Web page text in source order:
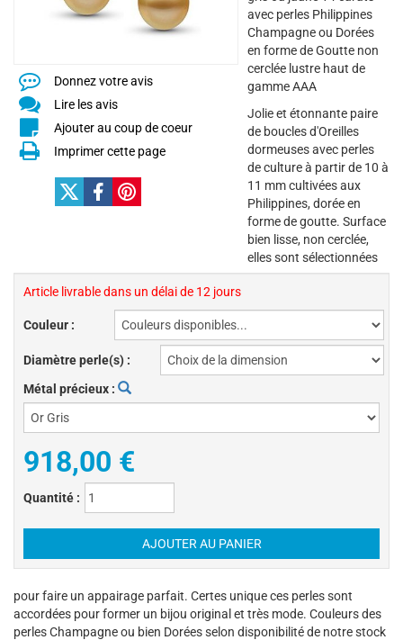
Donnez votre avis
Lire les avis
Ajouter au coup de coeur
Imprimer cette page
Article livrable dans un délai de 12 jours
Couleur :
Diamètre perle(s) :
Métal précieux :
918,00 €
Quantité :
avec perles Philippines
Champagne ou Dorées
en forme de Goutte non
cerclée lustre haut de
gamme AAA
Jolie et étonnante paire
de boucles d'Oreilles
dormeuses avec perles
de culture à partir de 10 à
11 mm cultivées aux
Philippines, dorée en
forme de goutte. Surface
bien lisse, non cerclée,
elles sont sélectionnées
pour faire un appairage parfait. Certes unique ces perles sont
accordées pour former un bijou original et très mode. Couleurs des
perles Champagne ou bien Dorées selon disponibilité de notre stock